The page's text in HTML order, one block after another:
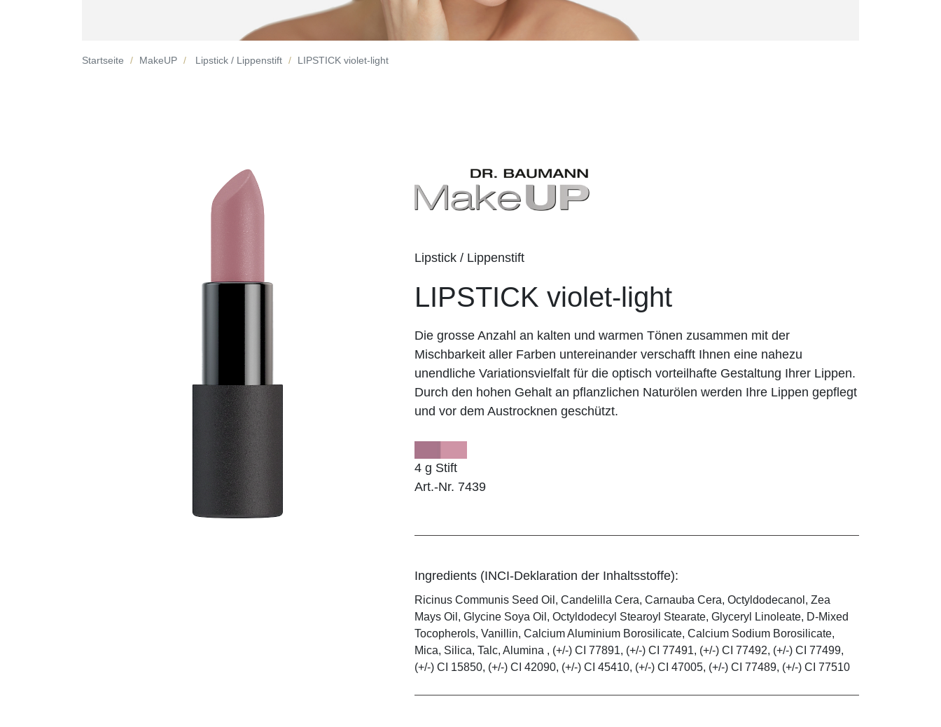
Startseite MakeUP Lipstick / Lippenstift LIPSTICK violet-light
Lipstick / Lippenstift
LIPSTICK violet-light
Die grosse Anzahl an kalten und warmen Tönen zusammen mit der
Mischbarkeit aller Farben untereinander verschafft Ihnen eine nahezu
unendliche Variationsvielfalt für die optisch vorteilhafte Gestaltung Ihrer Lippen.
Durch den hohen Gehalt an pflanzlichen Naturölen werden Ihre Lippen gepflegt
und vor dem Austrocknen geschützt.
4 g Stift
Art.-Nr. 7439
Ingredients (INCI-Deklaration der Inhaltsstoffe):
Ricinus Communis Seed Oil, Candelilla Cera, Carnauba Cera, Octyldodecanol, Zea
Mays Oil, Glycine Soya Oil, Octyldodecyl Stearoyl Stearate, Glyceryl Linoleate, D-Mixed
Tocopherols, Vanillin, Calcium Aluminium Borosilicate, Calcium Sodium Borosilicate,
Mica, Silica, Talc, Alumina , (+/-) CI 77891, (+/-) CI 77491, (+/-) CI 77492, (+/-) CI 77499,
(+/-) CI 15850, (+/-) CI 42090, (+/-) CI 45410, (+/-) CI 47005, (+/-) CI 77489, (+/-) CI 77510